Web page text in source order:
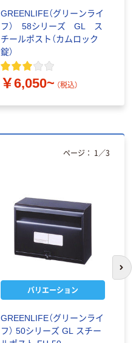
GREENLIFE（グリーンライ
フ） 58シリーズ GL ス
チールポスト（カムロック
錠）
￥6,050~ （税込）
バリエーション
GREENLIFE（グリーンライ
フ） 50シリーズ GL スチー
ページ： 1 ／3
次